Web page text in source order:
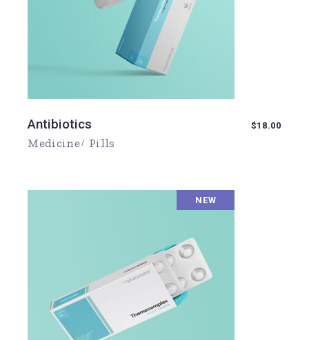
Antibiotics $18.00
Medicine Pills
NEW